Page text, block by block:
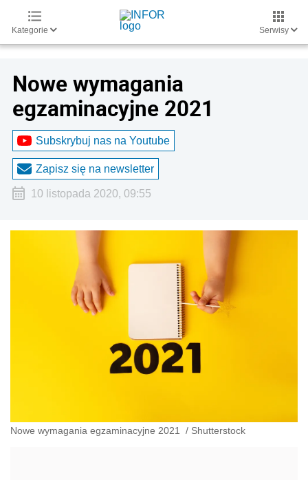
Kategorie Serwisy
Nowe wymagania
egzaminacyjne 2021
Subskrybuj nas na Youtube
Zapisz się na newsletter
10 listopada 2020, 09:55
Nowe wymagania egzaminacyjne 2021 / Shutterstock